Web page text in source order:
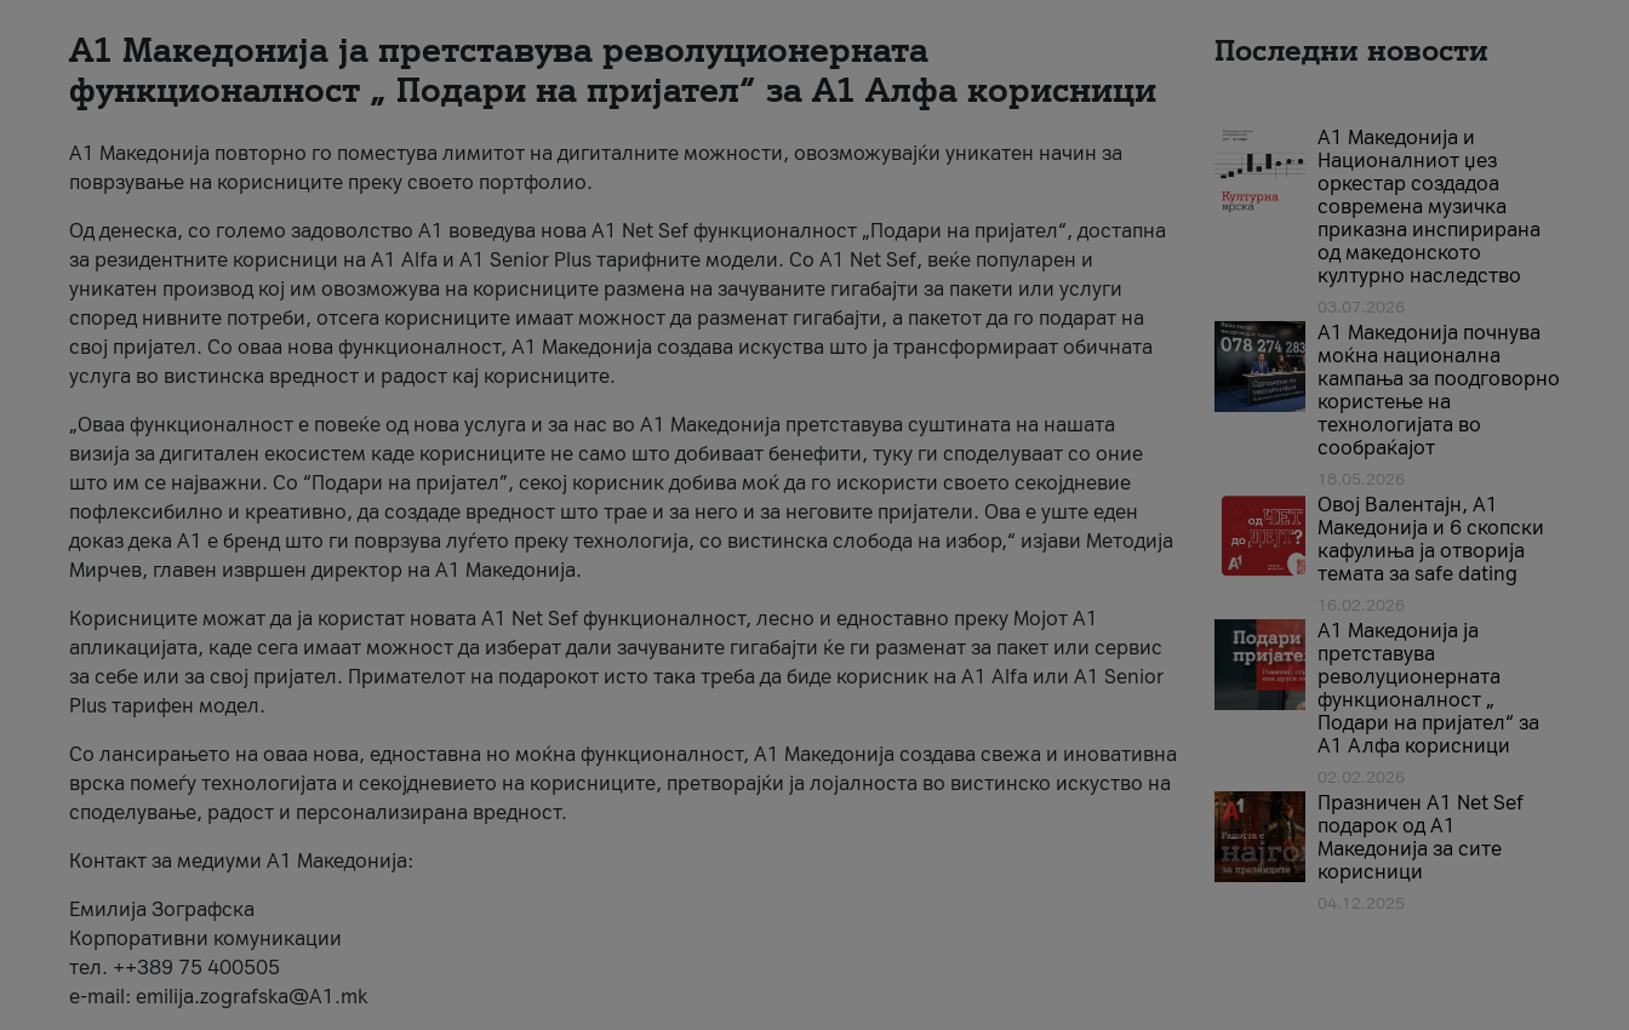
А1 Македонија ја претставува револуционерната
функционалност „ Подари на пријател“ за А1 Алфа корисници
А1 Македонија повторно го поместува лимитот на дигиталните можности, овозможувајќи уникатен начин за
поврзување на корисниците преку своето портфолио.
Од денеска, со големо задоволство А1 воведува нова A1 Net Sef функционалност „Подари на пријател“, достапна
за резидентните корисници на А1 Alfa и A1 Senior Plus тарифните модели. Со A1 Net Sef, веќе популарен и
уникатен производ кој им овозможува на корисниците размена на зачуваните гигабајти за пакети или услуги
според нивните потреби, отсега корисниците имаат можност да разменат гигабајти, а пакетот да го подарат на
свој пријател. Со оваа нова функционалност, А1 Македонија создава искуства што ја трансформираат обичната
услуга во вистинска вредност и радост кај корисниците.
„Оваа функционалност е повеќе од нова услуга и за нас во А1 Македонија претставува суштината на нашата
визија за дигитален екосистем каде корисниците не само што добиваат бенефити, туку ги споделуваат со оние
што им се најважни. Со “Подари на пријател”, секој корисник добива моќ да го искористи своето секојдневие
пофлексибилно и креативно, да создаде вредност што трае и за него и за неговите пријатели. Ова е уште еден
доказ дека А1 е бренд што ги поврзува луѓето преку технологија, со вистинска слобода на избор,“ изјави Методија
Мирчев, главен извршен директор на А1 Македонија.
Корисниците можат да ја користат новата А1 Net Sef функционалност, лесно и едноставно преку Мојот А1
апликацијата, каде сега имаат можност да изберат дали зачуваните гигабајти ќе ги разменат за пакет или сервис
за себе или за свој пријател. Примателот на подарокот исто така треба да биде корисник на А1 Alfa или A1 Senior
Plus тарифен модел.
Со лансирањето на оваа нова, едноставна но моќна функционалност, А1 Македонија создава свежа и иновативна
врска помеѓу технологијата и секојдневието на корисниците, претворајќи ја лојалноста во вистинско искуство на
споделување, радост и персонализирана вредност.
Контакт за медиуми А1 Македонија:
Емилија Зографска
Корпоративни комуникации
тел. ++389 75 400505
e-mail: emilija.zografska@A1.mk
Последни новости
А1 Македонија и
Националниот џез
оркестар создадоа
современа музичка
приказна инспирирана
од македонското
културно наследство
03.07.2026
A1 Македонија почнува
моќна национална
кампања за поодговорно
користење на
технологијата во
сообраќајот
18.05.2026
Овој Валентајн, A1
Македонија и 6 скопски
кафулиња ја отворија
темата за safe dating
16.02.2026
А1 Македонија ја
претставува
револуционерната
функционалност „
Подари на пријател“ за
А1 Алфа корисници
02.02.2026
Празничен A1 Net Sеf
подарок од А1
Македонија за сите
корисници
04.12.2025